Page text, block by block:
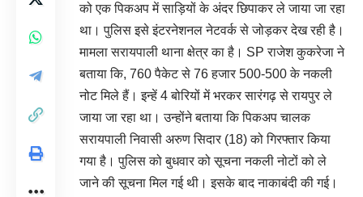
को एक पिकअप में साड़ियों के अंदर छिपाकर ले जाया जा रहा
था। पुलिस इसे इंटरनेशनल नेटवर्क से जोड़कर देख रही है।
मामला सरायपाली थाना क्षेत्र का है। SP राजेश कुकरेजा ने
बताया कि, 760 पैकेट से 76 हजार 500-500 के नकली
नोट मिले हैं। इन्हें 4 बोरियों में भरकर सारंगढ़ से रायपुर ले
जाया जा रहा था। उन्होंने बताया कि पिकअप चालक
सरायपाली निवासी अरुण सिदार (18) को गिरफ्तार किया
गया है। पुलिस को बुधवार को सूचना नकली नोटों को ले
जाने की सूचना मिल गई थी। इसके बाद नाकाबंदी की गई।